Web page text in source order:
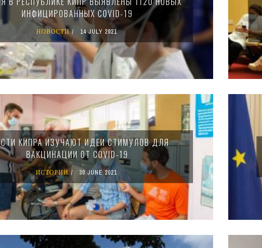
ИНФИЦИРОВАННЫХ COVID-19
НОВОСТИ 14 JULY 2021
КИПРА ИЗУЧАЮТ ИДЕИ СТИМУЛОВ ДЛЯ
ВАКЦИНАЦИИ ОТ COVID-19
ИСТОРИИ 30 JUNE 2021